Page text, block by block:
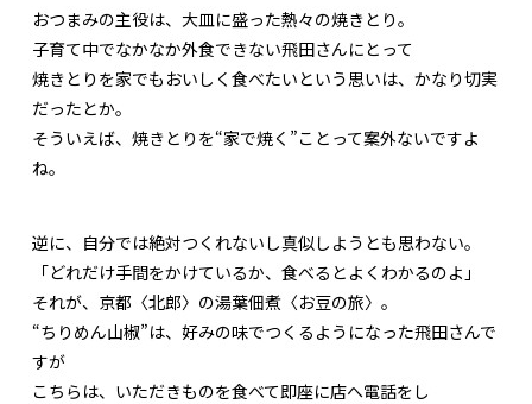
おつまみの主役は、大皿に盛った熱々の焼きとり。
子育て中でなかなか外食できない飛田さんにとって
焼きとりを家でもおいしく食べたいという思いは、かなり切実
だったとか。
そういえば、焼きとりを“家で焼く”ことって案外ないですよ
ね。
逆に、自分では絶対つくれないし真似しようとも思わない。
「どれだけ手間をかけているか、食べるとよくわかるのよ」
それが、京都〈北郎〉の湯葉佃煮〈お豆の旅〉。
“ちりめん山椒”は、好みの味でつくるようになった飛田さんで
すが
こちらは、いただきものを食べて即座に店へ電話をし